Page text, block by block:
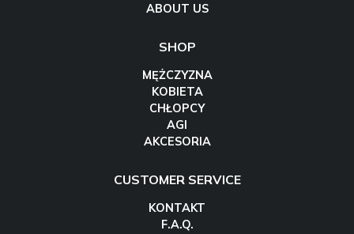
ABOUT US
SHOP
MĘŻCZYZNA
KOBIETA
CHŁOPCY
AGI
AKCESORIA
CUSTOMER SERVICE
KONTAKT
F.A.Q.